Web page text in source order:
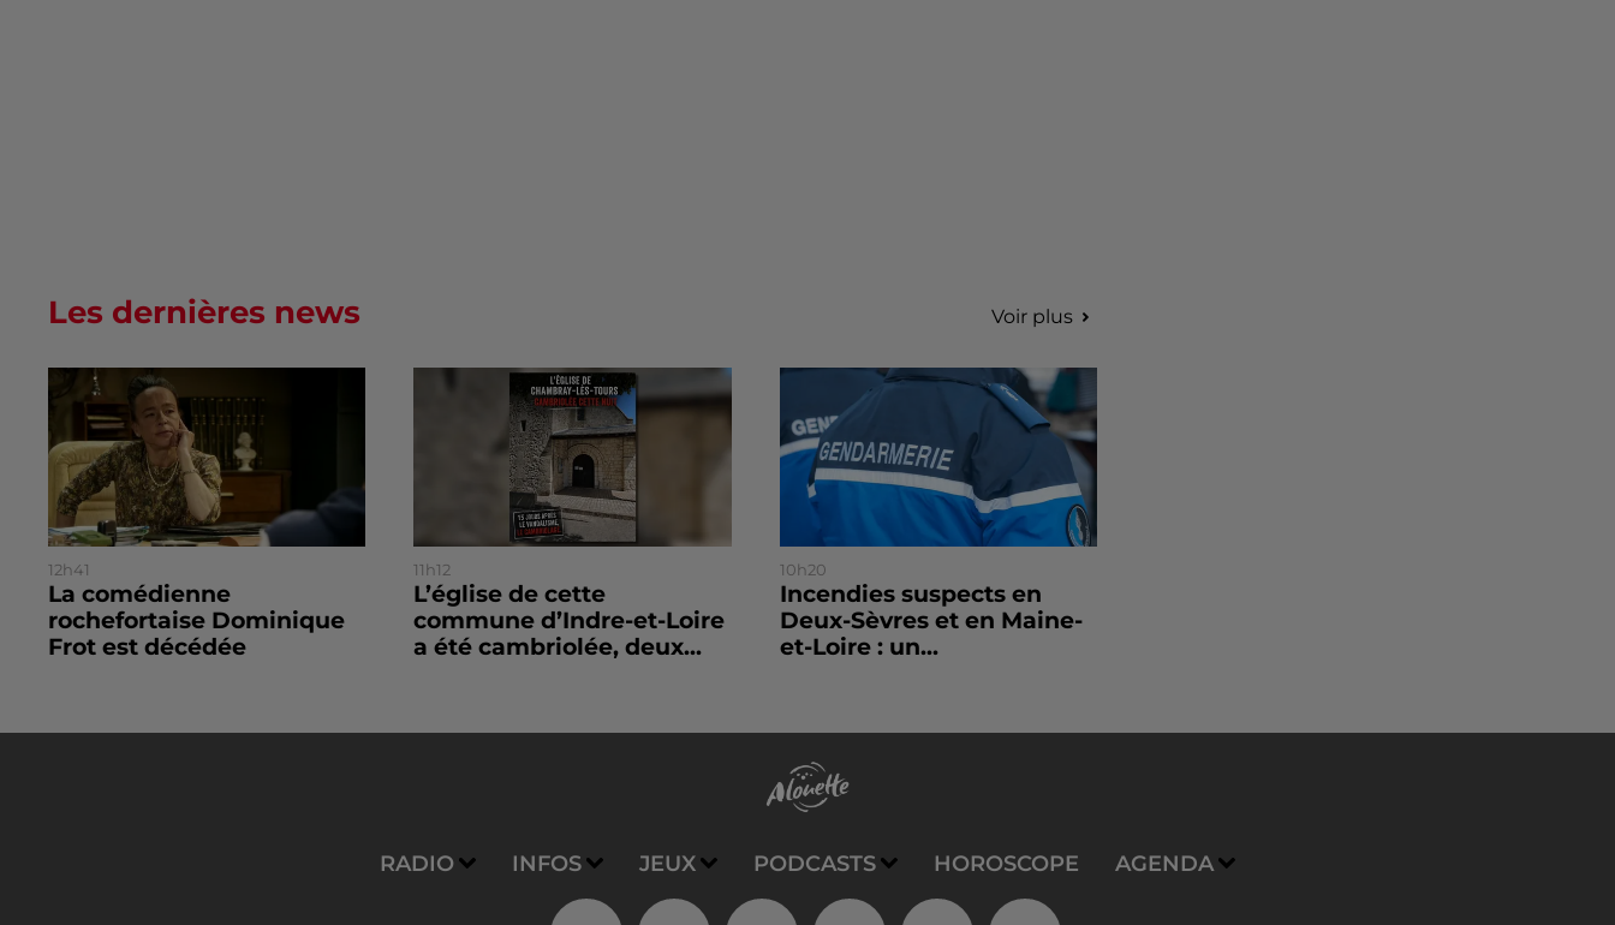
Les dernières news Voir plus
12h41
La comédienne
rochefortaise Dominique
Frot est décédée
11h12
L’église de cette
commune d’Indre-et-Loire
a été cambriolée, deux...
10h20
Incendies suspects en
Deux-Sèvres et en Maine-
et-Loire : un...
RADIO INFOS JEUX PODCASTS HOROSCOPE AGENDA